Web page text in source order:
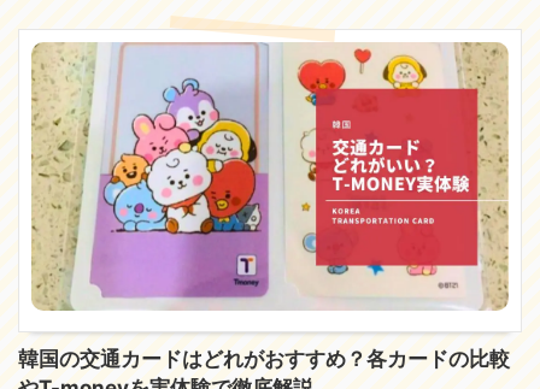
韓国の交通カードはどれがおすすめ？各カードの比較